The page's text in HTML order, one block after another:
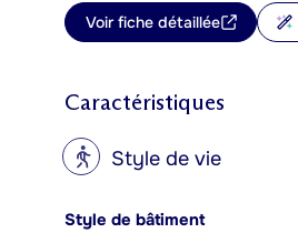
Voir fiche détaillée
Caractéristiques
? Style de vie
Style de bâtiment